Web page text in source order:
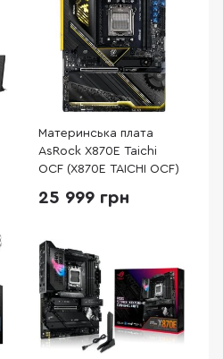
Материнська плата
AsRock X870E Taichi
OCF (X870E TAICHI OCF)
25 999 грн